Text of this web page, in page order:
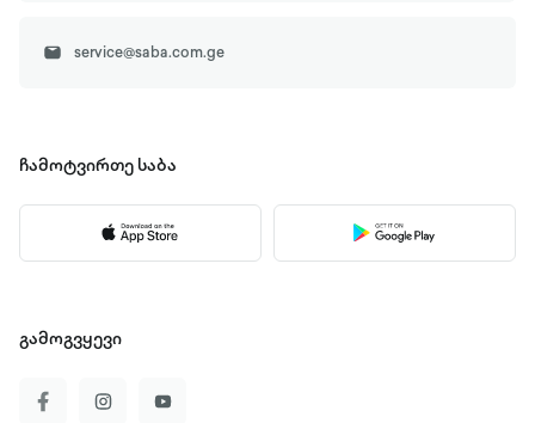
service@saba.com.ge
ჩამოტვირთე საბა
გამოგვყევი